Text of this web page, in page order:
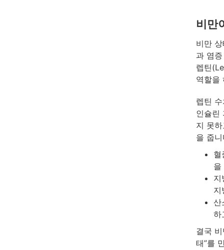
비만
비만
과 염
렙틴
역할을
렙틴
인슐린
지 못
을 줍
혈
을
지
지
산
하
결국
태”를